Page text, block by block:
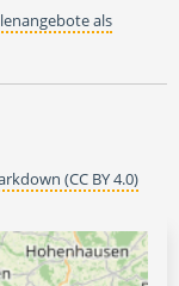
als
(CC BY 4.0)